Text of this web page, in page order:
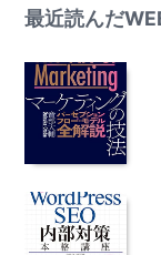
最近読んだ